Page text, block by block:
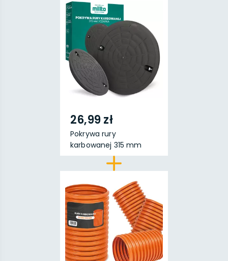
26,99 zł
Pokrywa rury
karbowanej 315 mm
czarna